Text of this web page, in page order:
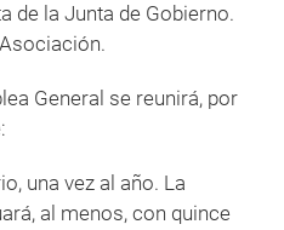
de la Junta de Gobierno.
General se reunirá, por
una vez al año. La
al menos, con quince